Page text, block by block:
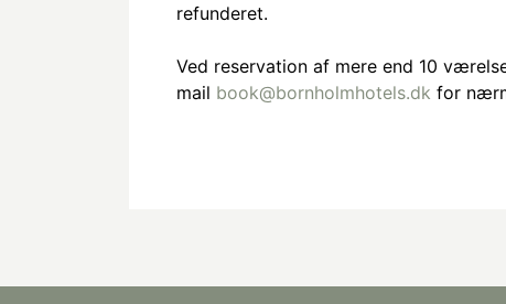
refunderet.
Ved reservation af mere end 10
mail book@bornholmhotels.dk for